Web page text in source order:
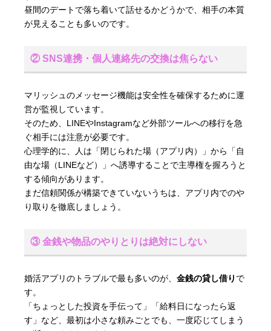
昼間のデートで落ち着いて話せるかどうかで、相手の本質
が見えることも多いのです。
② SNS連携・個人連絡先の交換は焦らない
マリッシュのメッセージ機能は安全性を確保するために運
営が監視しています。
そのため、LINEやInstagramなど外部ツールへの移行を急
ぐ相手には注意が必要です。
心理学的に、人は「閉じられた場（アプリ内）」から「自
由な場（LINEなど）」へ誘導することで主導権を握ろうと
する傾向があります。
まだ信頼関係が構築できていないうちは、アプリ内でのや
り取りを徹底しましょう。
③ 金銭や物品のやりとりは絶対にしない
婚活アプリのトラブルで最も多いのが、金銭の貸し借り で
す。
「ちょっとした投資を手伝って」「給料日になったら返
す」など、最初は小さな頼みごとでも、一度応じてしまう